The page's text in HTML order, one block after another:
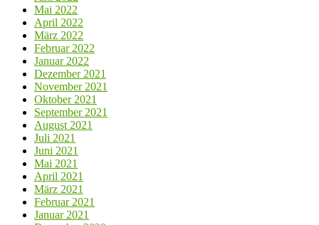
Mai 2022
April 2022
März 2022
Februar 2022
Januar 2022
Dezember 2021
November 2021
Oktober 2021
September 2021
August 2021
Juli 2021
Juni 2021
Mai 2021
April 2021
März 2021
Februar 2021
Januar 2021